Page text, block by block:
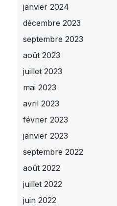
janvier 2024
décembre 2023
septembre 2023
août 2023
juillet 2023
mai 2023
avril 2023
février 2023
janvier 2023
septembre 2022
août 2022
juillet 2022
juin 2022